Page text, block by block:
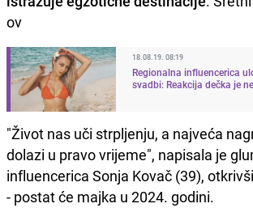
ov
18.08.19. 08:19
Regionalna influencerica
svadbi: Reakcija dečka je
"Život nas uči strpljenju, a najveća
dolazi u pravo vrijeme", napisala je
influencerica Sonja Kovač (39),
- postat će majka u 2024. godini.